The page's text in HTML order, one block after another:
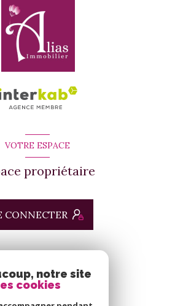
VOTRE ESPACE
propriétaire
CONNECTER
adhérons
notre site
cookies